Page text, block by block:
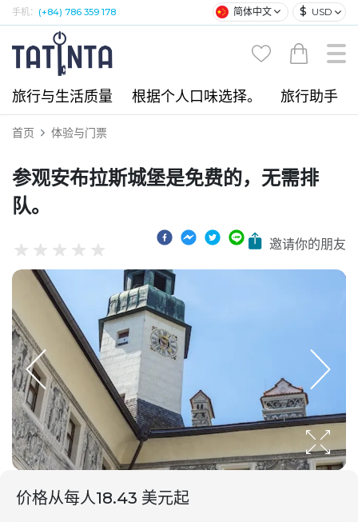
手机： (+84) 786 359 178 简体中文 $ USD
旅行与生活质量 根据个人口味选择。 旅行助手
首页 体验与门票
参观安布拉斯城堡是免费的，无需排
队。
邀请你的朋友
价格从每人18.43 美元起